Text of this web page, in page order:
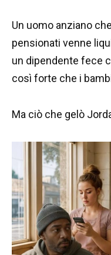
Un uomo anziano
pensionati venne
un dipendente fece
così forte che i
Ma ciò che gelò